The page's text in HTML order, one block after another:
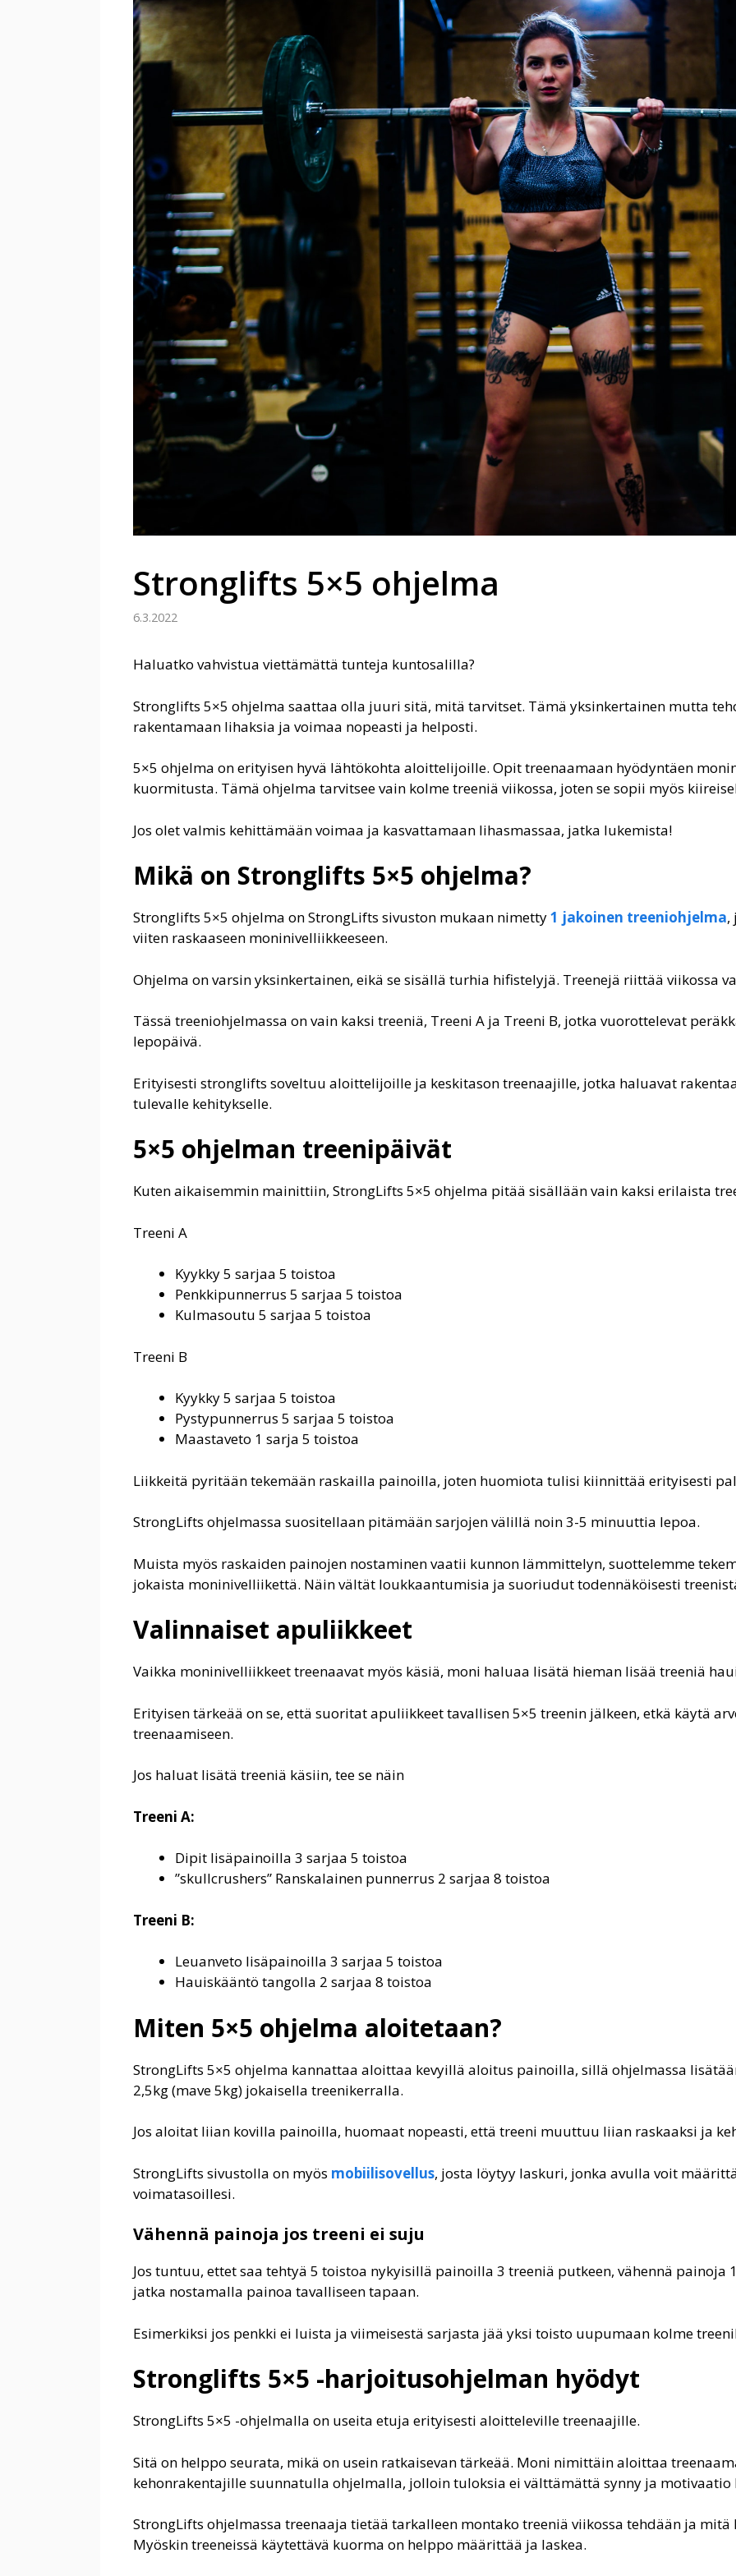
Stronglifts 5×5 ohjelma
6.3.2022
Haluatko vahvistua viettämättä tunteja kuntosalilla?
Stronglifts 5×5 ohjelma saattaa olla juuri sitä, mitä tarvitset. Tämä yksinkertainen mutta
rakentamaan lihaksia ja voimaa nopeasti ja helposti.
5×5 ohjelma on erityisen hyvä lähtökohta aloittelijoille. Opit treenaamaan hyödyntäen
kuormitusta. Tämä ohjelma tarvitsee vain kolme treeniä viikossa, joten se sopii myös
Jos olet valmis kehittämään voimaa ja kasvattamaan lihasmassaa, jatka lukemista!
Mikä on Stronglifts 5×5 ohjelma?
Stronglifts 5×5 ohjelma on StrongLifts sivuston mukaan nimetty1 jakoinen treeniohjelma,
viiten raskaaseen moninivelliikkeeseen.
Ohjelma on varsin yksinkertainen, eikä se sisällä turhia hifistelyjä. Treenejä riittää viikossa
Tässä treeniohjelmassa on vain kaksi treeniä, Treeni A ja Treeni B, jotka vuorottelevat
lepopäivä.
Erityisesti stronglifts soveltuu aloittelijoille ja keskitason treenaajille, jotka haluavat
tulevalle kehitykselle.
5×5 ohjelman treenipäivät
Kuten aikaisemmin mainittiin, StrongLifts 5×5 ohjelma pitää sisällään vain kaksi erilaista
Treeni A
Kyykky 5 sarjaa 5 toistoa
Penkkipunnerrus 5 sarjaa 5 toistoa
Kulmasoutu 5 sarjaa 5 toistoa
Treeni B
Kyykky 5 sarjaa 5 toistoa
Pystypunnerrus 5 sarjaa 5 toistoa
Maastaveto 1 sarja 5 toistoa
Liikkeitä pyritään tekemään raskailla painoilla, joten huomiota tulisi kiinnittää erityisesti
StrongLifts ohjelmassa suositellaan pitämään sarjojen välillä noin 3-5 minuuttia lepoa.
Muista myös raskaiden painojen nostaminen vaatii kunnon lämmittelyn, suottelemme
jokaista moninivelliikettä. Näin vältät loukkaantumisia ja suoriudut todennäköisesti
Valinnaiset apuliikkeet
Vaikka moninivelliikkeet treenaavat myös käsiä, moni haluaa lisätä hieman lisää treeniä
Erityisen tärkeää on se, että suoritat apuliikkeet tavallisen 5×5 treenin jälkeen, etkä käytä
treenaamiseen.
Jos haluat lisätä treeniä käsiin, tee se näin
Treeni A:
Dipit lisäpainoilla 3 sarjaa 5 toistoa
”skullcrushers” Ranskalainen punnerrus 2 sarjaa 8 toistoa
Treeni B:
Leuanveto lisäpainoilla 3 sarjaa 5 toistoa
Hauiskääntö tangolla 2 sarjaa 8 toistoa
Miten 5×5 ohjelma aloitetaan?
StrongLifts 5×5 ohjelma kannattaa aloittaa kevyillä aloitus painoilla, sillä ohjelmassa
2,5kg (mave 5kg) jokaisella treenikerralla.
Jos aloitat liian kovilla painoilla, huomaat nopeasti, että treeni muuttuu liian raskaaksi ja
StrongLifts sivustolla on myös mobiilisovellus, josta löytyy laskuri, jonka avulla voit
voimatasoillesi.
Vähennä painoja jos treeni ei suju
Jos tuntuu, ettet saa tehtyä 5 toistoa nykyisillä painoilla 3 treeniä putkeen, vähennä painoja
jatka nostamalla painoa tavalliseen tapaan.
Esimerkiksi jos penkki ei luista ja viimeisestä sarjasta jää yksi toisto uupumaan kolme
Stronglifts 5×5 -harjoitusohjelman hyödyt
StrongLifts 5×5 -ohjelmalla on useita etuja erityisesti aloitteleville treenaajille.
Sitä on helppo seurata, mikä on usein ratkaisevan tärkeää. Moni nimittäin aloittaa
kehonrakentajille suunnatulla ohjelmalla, jolloin tuloksia ei välttämättä synny ja motivaatio
StrongLifts ohjelmassa treenaaja tietää tarkalleen montako treeniä viikossa tehdään ja
Myöskin treeneissä käytettävä kuorma on helppo määrittää ja laskea.